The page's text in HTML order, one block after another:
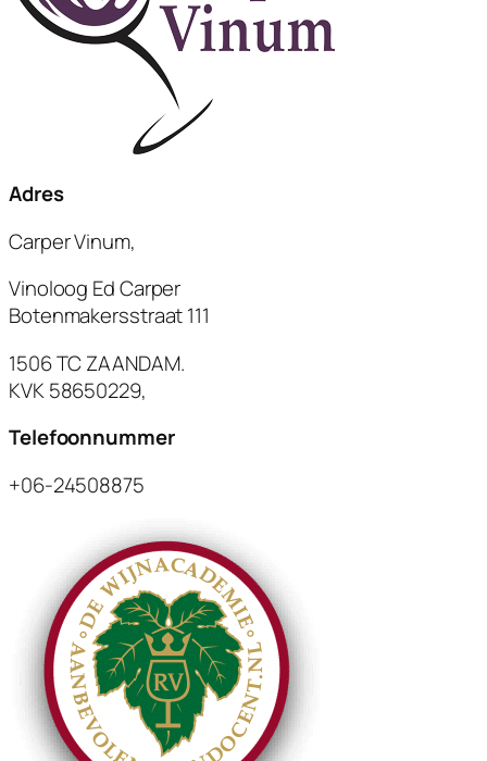
Adres
Carper Vinum,
Vinoloog Ed Carper
Botenmakersstraat 111
1506 TC ZAANDAM.
KVK 58650229,
Telefoonnummer
+06-24508875